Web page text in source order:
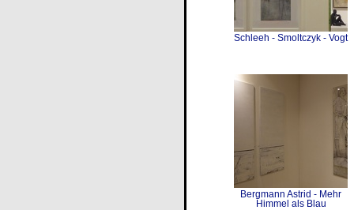
Schleeh - Smoltczyk - Vogt
Bergmann Astrid - Mehr
Himmel als Blau